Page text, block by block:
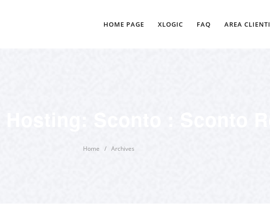
HOME PAGE XLOGIC FAQ AREA CLIENTI
Home / Archives